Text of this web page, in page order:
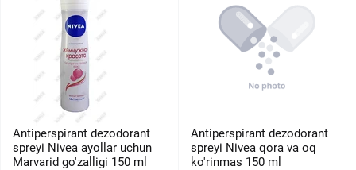
Antiperspirant dezodorant
spreyi Nivea ayollar uchun
Marvarid go'zalligi 150 ml
Antiperspirant dezodorant
spreyi Nivea qora va oq
ko'rinmas 150 ml